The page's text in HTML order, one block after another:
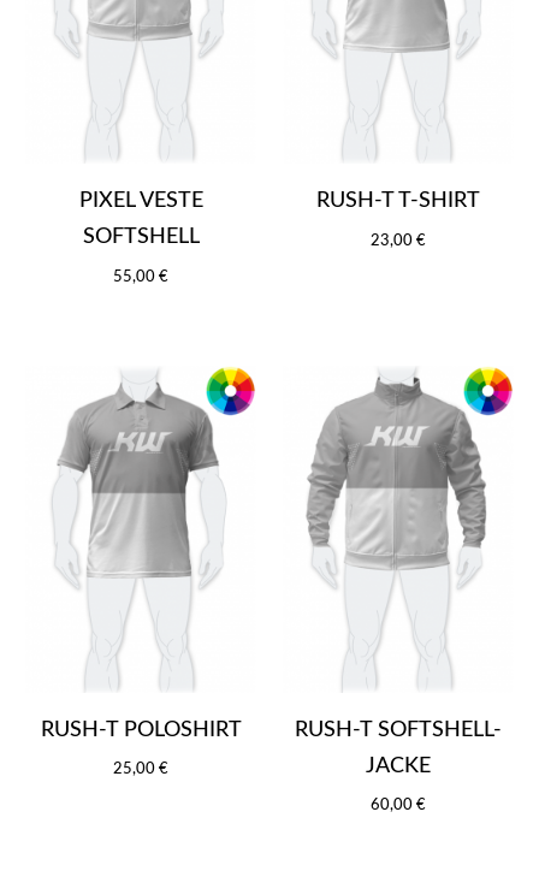
PIXEL VESTE
SOFTSHELL
55,00 €
RUSH-T T-SHIRT
23,00 €
RUSH-T POLOSHIRT
25,00 €
RUSH-T SOFTSHELL-
JACKE
60,00 €